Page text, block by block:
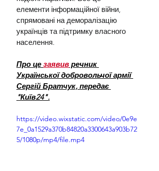
елементи інформаційної війни,
спрямовані на деморалізацію
українців та підтримку власного
населення.
Про це заявив речник
Української добровольчої армії
Сергій Братчук, передає
"Київ24".
https://video.wixstatic.com/video/0e9e
7e_0a1529a370b84820a3300643a903b72
5/1080p/mp4/file.mp4